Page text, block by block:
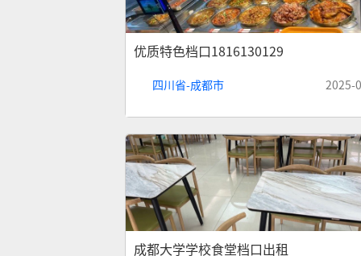
优质特色档口1816130129
四川省-成都市 2025-
成都大学学校食堂档口出租